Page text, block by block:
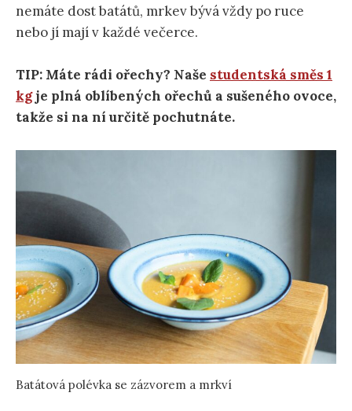
nemáte dost batátů, mrkev bývá vždy po ruce
nebo jí mají v každé večerce.
TIP: Máte rádi ořechy? Naše studentská směs 1
kgje plná oblíbených ořechů a sušeného ovoce,
takže si na ní určitě pochutnáte.
Batátová polévka se zázvorem a mrkví